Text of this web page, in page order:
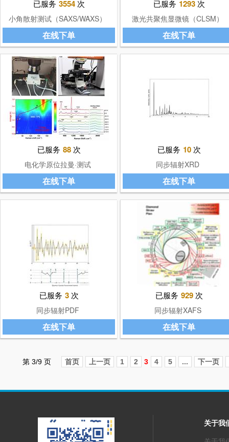
已服务 3554次
小角散射测试（SAXS/WAXS）
在线下单
已服务 1293次
激光共聚焦显微镜（CLSM）
在线下单
已服务 88次
电化学原位拉曼·测试
在线下单
已服务 10次
同步辐射XRD
在线下单
已服务 3次
同步辐射PDF
在线下单
已服务 929次
同步辐射XAFS
在线下单
第 3/9 页 首页 上一页 1 2 3 4 5 ... 下一页
关于我